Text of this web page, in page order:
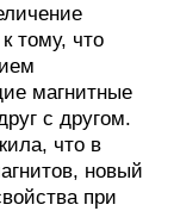
тому, что
магнитные
с другом.
что в
новый
при